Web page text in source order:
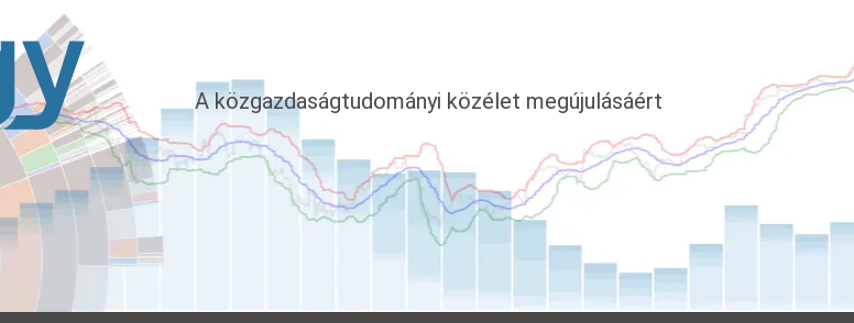
A közgazdaságtudományi közélet megújulásáért